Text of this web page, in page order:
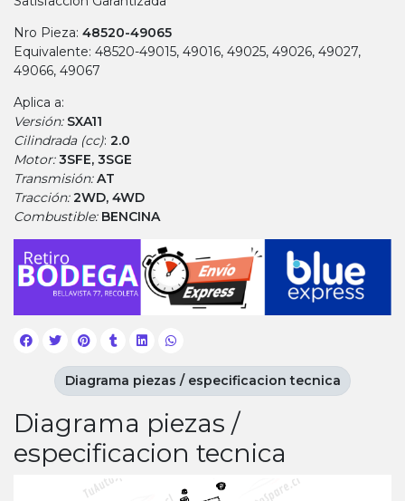
Nro Pieza: 48520-49065
Equivalente: 48520-49015, 49016, 49025, 49026, 49027,
49066, 49067
Aplica a:
Versión: SXA11
Cilindrada (cc): 2.0
Motor:3SFE, 3SGE
Transmisión:AT
Tracción:2WD, 4WD
Combustible: BENCINA
Diagrama piezas /
especificacion tecnica
Diagrama piezas / especificacion tecnica